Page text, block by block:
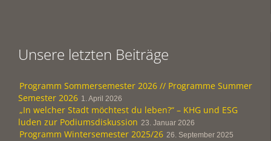
Unsere letzten Beiträge
Programm Sommersemester 2026 // Programme Summer
Semester 2026 1. April 2026
„In welcher Stadt möchtest du leben?“ – KHG und ESG
luden zur Podiumsdiskussion 23. Januar 2026
Programm Wintersemester 2025/26 26. September 2025